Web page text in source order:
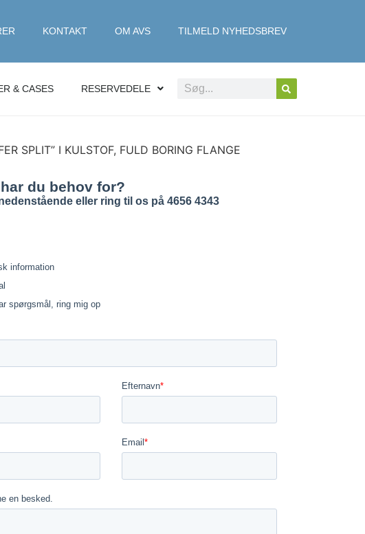
KONTAKT OM AVS TILMELD NYHEDSBREV
& CASES RESERVEDELE
SPLIT” I KULSTOF, FULD BORING FLANGE